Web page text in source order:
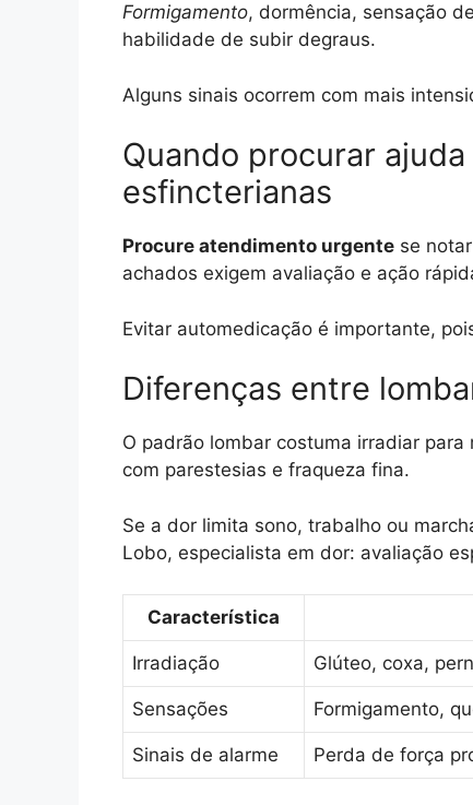
Formigamento, dormência, sensação
habilidade de subir degraus.
Alguns sinais ocorrem com mais
Quando procurar
esfincterianas
Procure atendimento urgente se
achados exigem avaliação e ação
Evitar automedicação é importante,
Diferenças entre
O padrão lombar costuma irradiar
com parestesias e fraqueza fina.
Se a dor limita sono, trabalho ou
Lobo, especialista em dor: avaliação
Característica
Irradiação Glúteo, coxa,
Sensações Formigamento,
Sinais de alarme Perda de força